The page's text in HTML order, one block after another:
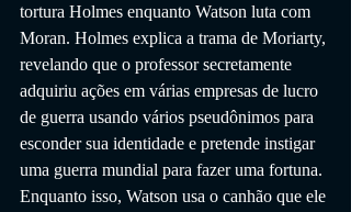
tortura Holmes enquanto Watson luta com
Moran. Holmes explica a trama de Moriarty,
revelando que o professor secretamente
adquiriu ações em várias empresas de lucro
de guerra usando vários pseudônimos para
esconder sua identidade e pretende instigar
uma guerra mundial para fazer uma fortuna.
Enquanto isso, Watson usa o canhão que ele